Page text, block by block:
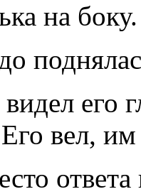
на
его
вел, им
ответа